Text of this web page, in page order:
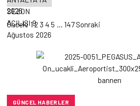
Yazı sayfalaması
Önceki 12 3 4 5 … 147 Sonraki
GÜNCEL HABERLER